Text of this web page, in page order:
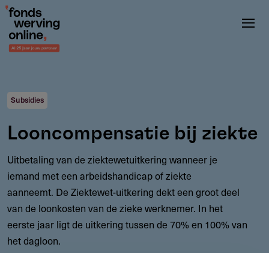
Overslaan
naar
de
gaan
Subsidies
Looncompensatie bij ziekte
Uitbetaling van de ziektewetuitkering wanneer je
iemand met een arbeidshandicap of ziekte
aanneemt. De Ziektewet-uitkering dekt een groot deel
van de loonkosten van de zieke werknemer. In het
eerste jaar ligt de uitkering tussen de 70% en 100% van
het dagloon.